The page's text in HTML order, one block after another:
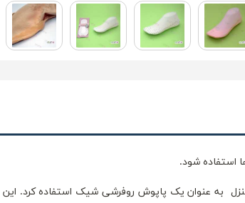
استفاده شود.
به عنوان یک پاپوش روفرشی شیک استفاده کرد.